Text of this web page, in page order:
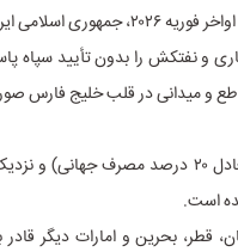
؛ از همان ساعات اولیه آغاز جنگ در اواخر
و نفتکش را بدون تأیید سپاه
قاطع و میدانی در قلب خلیج فارس
است.
قطر، بحرین و امارات دیگر